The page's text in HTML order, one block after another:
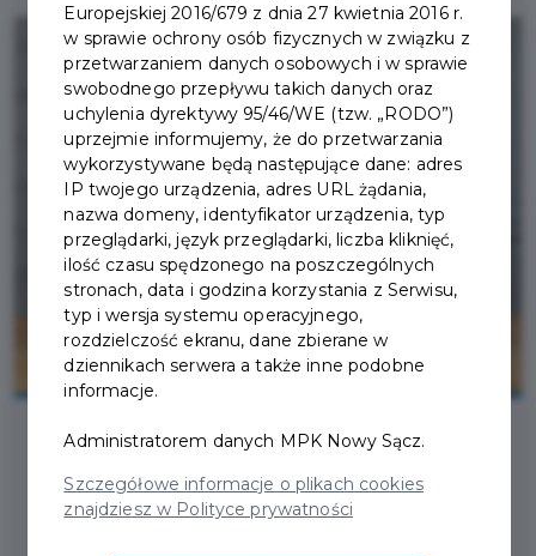
2026-06-12
Europejskiej 2016/679 z dnia 27 kwietnia 2016 r.
w sprawie ochrony osób fizycznych w związku z
przetwarzaniem danych osobowych i w sprawie
swobodnego przepływu takich danych oraz
uchylenia dyrektywy 95/46/WE (tzw. „RODO”)
uprzejmie informujemy, że do przetwarzania
wykorzystywane będą następujące dane: adres
IP twojego urządzenia, adres URL żądania,
nazwa domeny, identyfikator urządzenia, typ
przeglądarki, język przeglądarki, liczba kliknięć,
ilość czasu spędzonego na poszczególnych
stronach, data i godzina korzystania z Serwisu,
typ i wersja systemu operacyjnego,
rozdzielczość ekranu, dane zbierane w
dziennikach serwera a także inne podobne
informacje.
Administratorem danych MPK Nowy Sącz.
Szczegółowe informacje o plikach cookies
znajdziesz w Polityce prywatności